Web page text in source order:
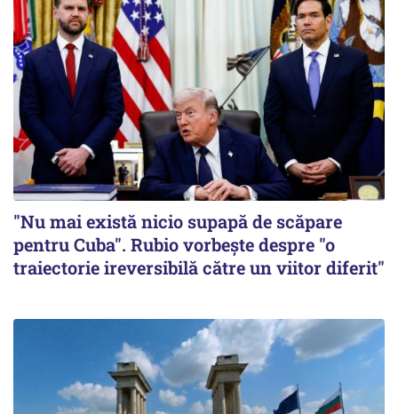
"Nu mai există nicio supapă de scăpare
pentru Cuba". Rubio vorbește despre "o
traiectorie ireversibilă către un viitor diferit"